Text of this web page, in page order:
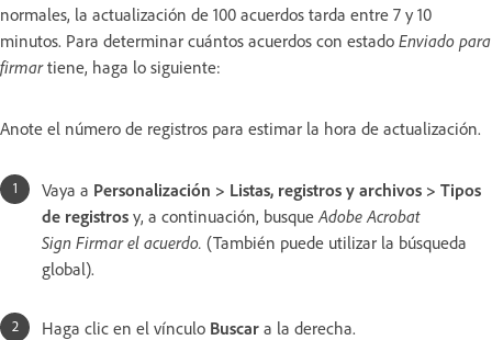
normales, la actualización de 100 acuerdos tarda entre 7 y 10
minutos. Para determinar cuántos acuerdos con estado Enviado para
firmartiene, haga lo siguiente:
Anote el número de registros para estimar la hora de actualización.
Vaya a Personalización > Listas, registros y archivos > Tipos
de registros y, a continuación, busque Adobe Acrobat
Sign Firmar el acuerdo. (También puede utilizar la búsqueda
global).
Haga clic en el vínculo Buscar a la derecha.